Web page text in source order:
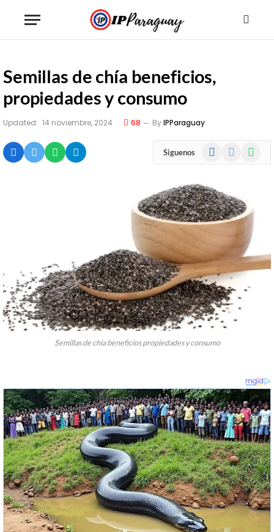
Semillas de chía beneficios,
propiedades y consumo
Updated: 14 noviembre, 2024 68 ByIPParaguay
Siguenos Facebook
Semillas de chía beneficios propiedades y consumo